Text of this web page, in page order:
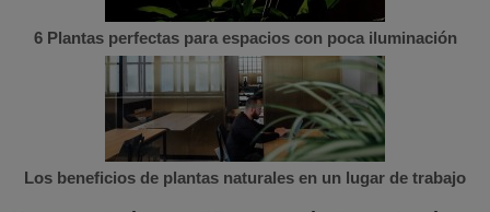
6 Plantas perfectas para espacios con poca iluminación
Los beneficios de plantas naturales en un lugar de trabajo